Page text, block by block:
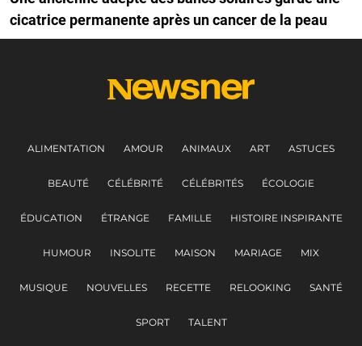
cicatrice permanente après un cancer de la peau
ALIMENTATION AMOUR ANIMAUX ART ASTUCES
BEAUTÉ CÉLÉBRITÉ CÉLÉBRITÉS ÉCOLOGIE
ÉDUCATION ÉTRANGE FAMILLE HISTOIRE INSPIRANTE
HUMOUR INSOLITE MAISON MARIAGE MIX
MUSIQUE NOUVELLES RECETTE RELOOKING SANTÉ
SPORT TALENT